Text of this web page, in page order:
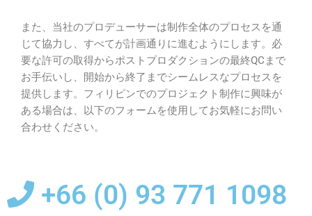
また、当社のプロデューサーは制作全体のプロセスを通
じて協力し、すべてが計画通りに進むようにします。必
要な許可の取得からポストプロダクションの最終QCまで
お手伝いし、開始から終了までシームレスなプロセスを
提供します。フィリピンでのプロジェクト制作に興味が
ある場合は、以下のフォームを使用してお気軽にお問い
合わせください。
+66 (0) 93 771 1098